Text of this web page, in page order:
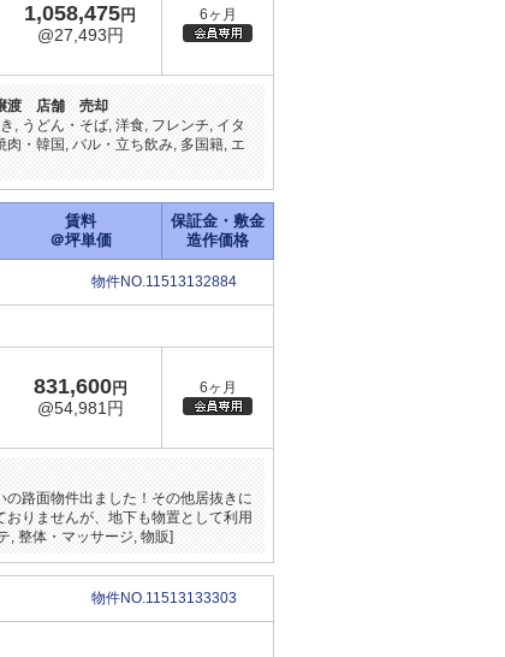
1,058,475円
@27,493円
6ヶ月
渡 店舗 売却
, うどん・そば, 洋食, フレンチ, イタ
肉・韓国, バル・立ち飲み, 多国籍, エ
賃料
＠坪単価
保証金・敷金
造作価格
物件NO.11513132884
831,600円
@54,981円
6ヶ月
路面物件出ました！その他居抜きに
りませんが、地下も物置として利用
, 整体・マッサージ, 物販]
物件NO.11513133303